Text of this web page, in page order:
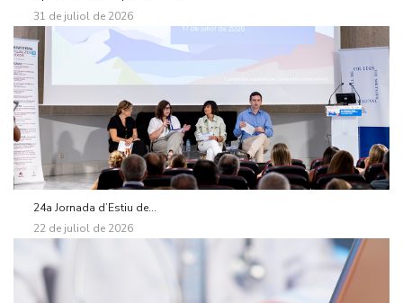
31 de juliol de 2026
24a Jornada d’Estiu de...
22 de juliol de 2026